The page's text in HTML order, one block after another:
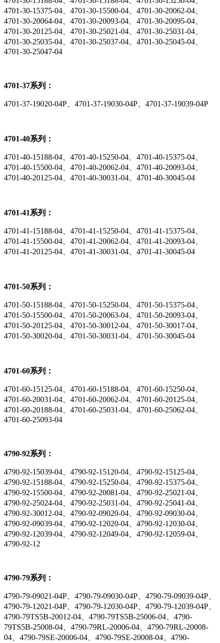
4701-30-15375-04、4701-30-15500-04、4701-30-20062-04、
4701-30-20064-04、4701-30-20093-04、4701-30-20095-04、
4701-30-20125-04、4701-30-25021-04、4701-30-25031-04、
4701-30-25035-04、4701-30-25037-04、4701-30-25045-04、
4701-30-25047-04
4701-37系列：
4701-37-19020-04P、4701-37-19030-04P、4701-37-19039-04P
4701-40系列：
4701-40-15188-04、4701-40-15250-04、4701-40-15375-04、
4701-40-15500-04、4701-40-20062-04、4701-40-20093-04、
4701-40-20125-04、4701-40-30031-04、4701-40-30045-04
4701-41系列：
4701-41-15188-04、4701-41-15250-04、4701-41-15375-04、
4701-41-15500-04、4701-41-20062-04、4701-41-20093-04、
4701-41-20125-04、4701-41-30031-04、4701-41-30045-04
4701-50系列：
4701-50-15188-04、4701-50-15250-04、4701-50-15375-04、
4701-50-15500-04、4701-50-20063-04、4701-50-20093-04、
4701-50-20125-04、4701-50-30012-04、4701-50-30017-04、
4701-50-30020-04、4701-50-30031-04、4701-50-30045-04
4701-60系列：
4701-60-15125-04、4701-60-15188-04、4701-60-15250-04、
4701-60-20031-04、4701-60-20062-04、4701-60-20125-04、
4701-60-20188-04、4701-60-25031-04、4701-60-25062-04、
4701-60-25093-04
4790-92系列：
4790-92-15039-04、4790-92-15120-04、4790-92-15125-04、
4790-92-15188-04、4790-92-15250-04、4790-92-15375-04、
4790-92-15500-04、4790-92-20081-04、4790-92-25021-04、
4790-92-25024-04、4790-92-25031-04、4790-92-25041-04、
4790-92-30012-04、4790-92-09020-04、4790-92-09030-04、
4790-92-09039-04、4790-92-12020-04、4790-92-12030-04、
4790-92-12039-04、4790-92-12049-04、4790-92-12059-04、
4790-92-12
4790-79系列：
4790-79-09021-04P、4790-79-09030-04P、4790-79-09039-04P、
4790-79-12021-04P、4790-79-12030-04P、4790-79-12039-04P、
4790-79TS5B-20012-04、4790-79TS5B-25006-04、4790-
79TS5B-25008-04、4790-79RL-20006-04、4790-79RL-20008-
04、4790-79SE-20006-04、4790-79SE-20008-04、4790-